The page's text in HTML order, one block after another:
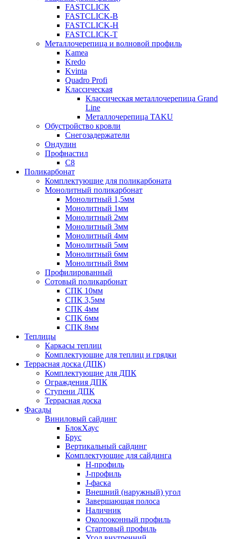
FASTCLICK
FASTCLICK-B
FASTCLICK-H
FASTCLICK-T
Металлочерепица и волновой профиль
Kamea
Kredo
Kvinta
Quadro Profi
Классическая
Классическая металлочерепица Grand
Line
Металлочерепица TAKU
Обустройство кровли
Снегозадержатели
Ондулин
Профнастил
С8
Поликарбонат
Комплектующие для поликарбоната
Монолитный поликарбонат
Монолитный 1,5мм
Монолитный 1мм
Монолитный 2мм
Монолитный 3мм
Монолитный 4мм
Монолитный 5мм
Монолитный 6мм
Монолитный 8мм
Профилированный
Сотовый поликарбонат
СПК 10мм
СПК 3,5мм
СПК 4мм
СПК 6мм
СПК 8мм
Теплицы
Каркасы теплиц
Комплектующие для теплиц и грядки
Террасная доска (ДПК)
Комплектующие для ДПК
Ограждения ДПК
Ступени ДПК
Террасная доска
Фасады
Виниловый сайдинг
БлокХаус
Брус
Вертикальный сайдинг
Комплектующие для сайдинга
H-профиль
J-профиль
J-фаска
Внешний (наружный) угол
Завершающая полоса
Наличник
Околооконный профиль
Стартовый профиль